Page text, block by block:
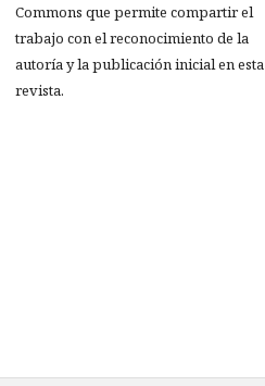
Commons que permite compartir el
trabajo con el reconocimiento de la
autoría y la publicación inicial en esta
revista.